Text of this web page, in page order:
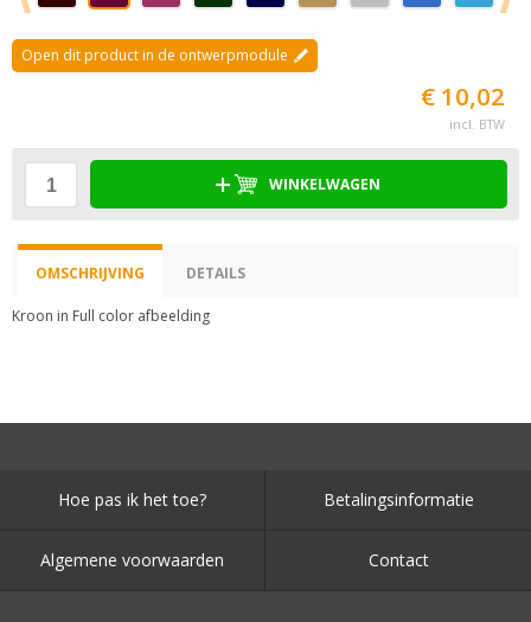
Open dit product in de ontwerpmodule
€ 10,02
incl. BTW
WINKELWAGEN
OMSCHRIJVING DETAILS
Kroon in Full color afbeelding
Hoe pas ik het toe? Betalingsinformatie
Algemene voorwaarden Contact